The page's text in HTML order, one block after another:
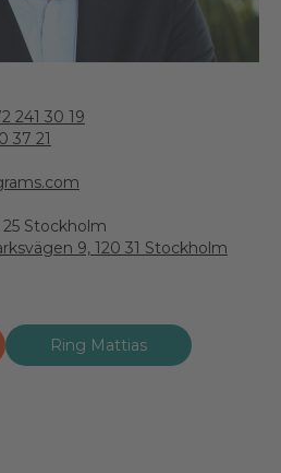
241 30 19
37 21
25 Stockholm
9, 120 31 Stockholm
Ring Mattias